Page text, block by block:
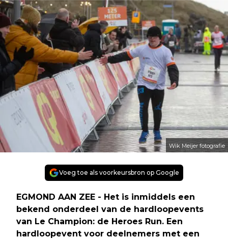
Wik Meijer fotografie
Voeg toe als voorkeursbron op Google
EGMOND AAN ZEE - Het is inmiddels een
bekend onderdeel van de hardloopevents
van Le Champion: de Heroes Run. Een
hardloopevent voor deelnemers met een